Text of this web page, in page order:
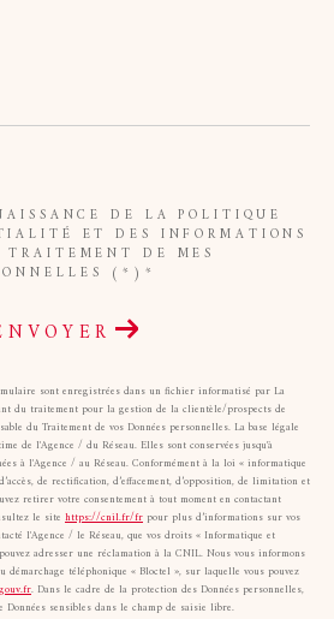
DE LA POLITIQUE
ET DES INFORMATIONS
DE MES
(*)*
sont enregistrées dans un fichier informatisé par La
du traitement pour la gestion de la clientèle/prospects de
du Traitement de vos Données personnelles. La base légale
de l'Agence / du Réseau. Elles sont conservées jusqu'à
à l'Agence / au Réseau. Conformément à la loi « informatique
de rectification, d’effacement, d’opposition, de limitation et
retirer votre consentement à tout moment en contactant
le site https://cnil.fr/fr pour plus d’informations sur vos
l'Agence / le Réseau, que vos droits « Informatique et
adresser une réclamation à la CNIL. Nous vous informons
démarchage téléphonique « Bloctel », sur laquelle vous pouvez
. Dans le cadre de la protection des Données personnelles,
sensibles dans le champ de saisie libre.